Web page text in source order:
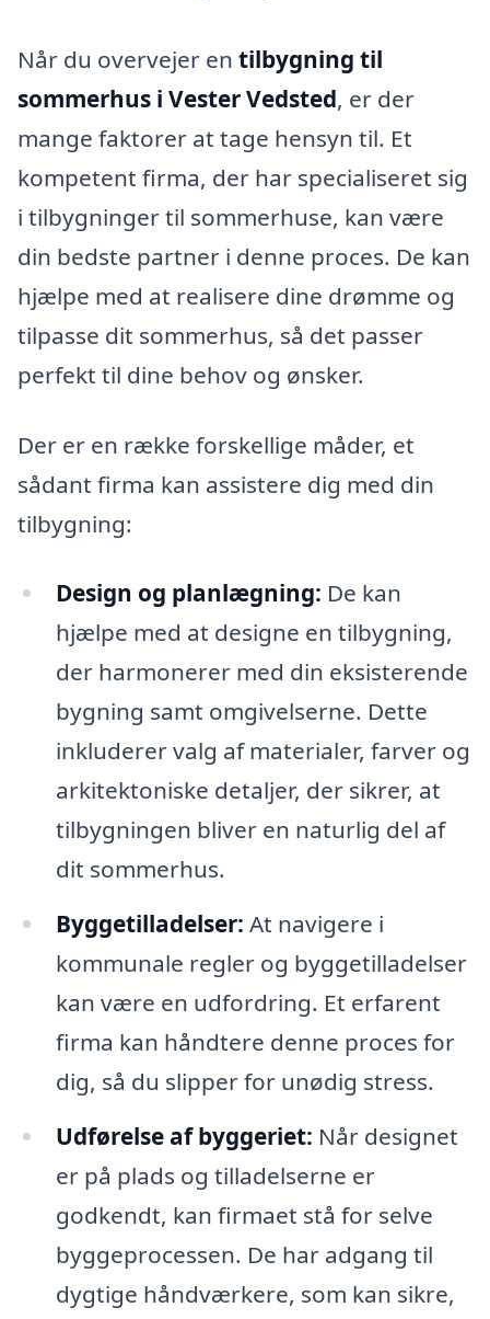
Når du overvejer en tilbygning til
sommerhus i Vester Vedsted, er der
mange faktorer at tage hensyn til. Et
kompetent firma, der har specialiseret sig
i tilbygninger til sommerhuse, kan være
din bedste partner i denne proces. De kan
hjælpe med at realisere dine drømme og
tilpasse dit sommerhus, så det passer
perfekt til dine behov og ønsker.
Der er en række forskellige måder, et
sådant firma kan assistere dig med din
tilbygning:
Design og planlægning: De kan
hjælpe med at designe en tilbygning,
der harmonerer med din eksisterende
bygning samt omgivelserne. Dette
inkluderer valg af materialer, farver og
arkitektoniske detaljer, der sikrer, at
tilbygningen bliver en naturlig del af
dit sommerhus.
Byggetilladelser: At navigere i
kommunale regler og byggetilladelser
kan være en udfordring. Et erfarent
firma kan håndtere denne proces for
dig, så du slipper for unødig stress.
Udførelse af byggeriet: Når designet
er på plads og tilladelserne er
godkendt, kan firmaet stå for selve
byggeprocessen. De har adgang til
dygtige håndværkere, som kan sikre,